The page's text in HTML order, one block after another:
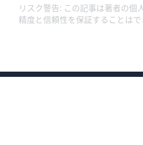
リスク警告: この記事は著者の個
精度と信頼性を保証することは